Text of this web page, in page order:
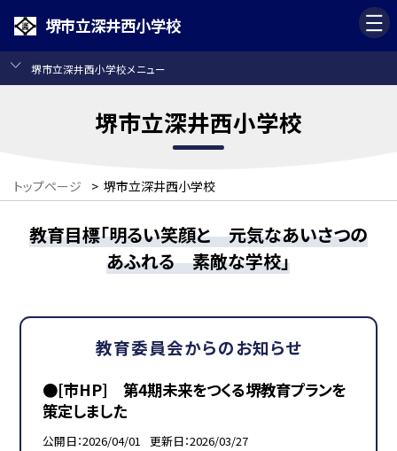
堺市立深井西小学校
堺市立深井西小学校メニュー
堺市立深井西小学校
トップページ > 堺市立深井西小学校
教育目標「明るい笑顔と 元気なあいさつの
あふれる 素敵な学校」
教育委員会からのお知らせ
●[市HP] 第4期未来をつくる堺教育プランを
策定しました
公開日 2026/04/01 更新日 2026/03/27